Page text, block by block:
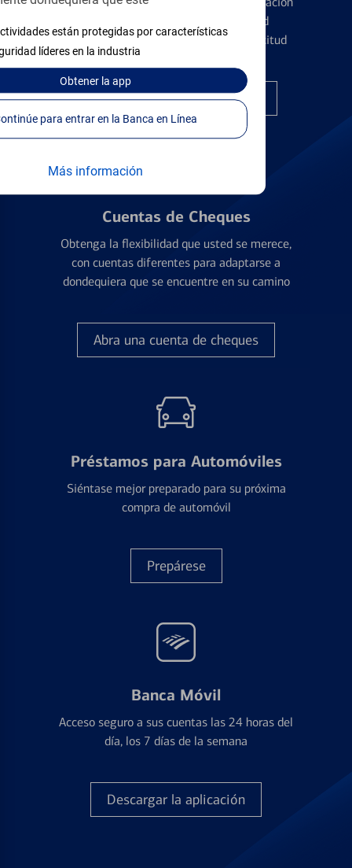
están protegidas por características
líderes en la industria
Obtenerla app
Continúe para entrar en la Banca en Línea
Más información
de tarjetas de crédito y la identidad
financiera antes de presentar una solicitud
Encuentre la tarjeta correcta
Cuentas de Cheques
Obtenga la flexibilidad que usted se merece,
con cuentas diferentes para adaptarse a
dondequiera que se encuentre en su camino
Abra una cuenta de cheques
Préstamos para Automóviles
Siéntase mejor preparado para su próxima
compra de automóvil
Prepárese
Banca Móvil
Acceso seguro a sus cuentas las 24 horas del
día, los 7 días de la semana
Descargar la aplicación